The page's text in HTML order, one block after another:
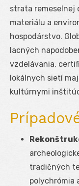
strata remeselnej
materiálu a
hospodárstvo.
lacných
vzdelávania,
lokálnych sietí
kultúrnymi
tradičných
polychrómia